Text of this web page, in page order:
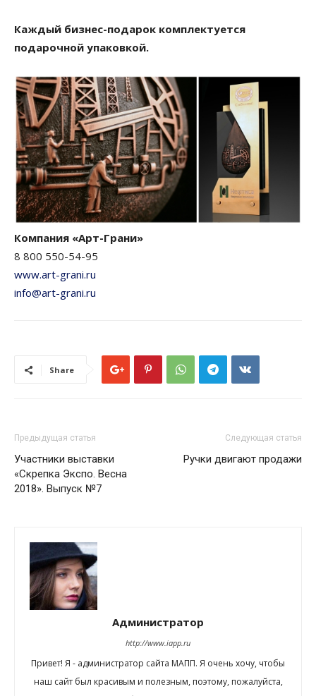
Каждый бизнес-подарок комплектуется
подарочной упаковкой.
Компания «Арт-Грани»
8 800 550-54-95
www.art-grani.ru
info@art-grani.ru
Share
Предыдущая статья
Участники выставки
«Скрепка Экспо. Весна
2018». Выпуск №7
Следующая статья
Ручки двигают продажи
Администратор
http://www.iapp.ru
Привет! Я - администратор сайта МАПП. Я очень хочу, чтобы
наш сайт был красивым и полезным, поэтому, пожалуйста,